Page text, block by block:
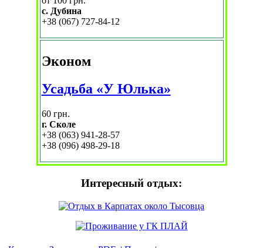
с. Дубина
+38 (067) 727-84-12
Эконом
Усадьба «У Юлька»
60 грн.
г. Сколе
+38 (063) 941-28-57
+38 (096) 498-29-18
Интересный отдых: